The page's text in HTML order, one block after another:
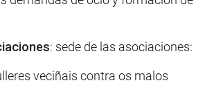
: sede de las asociaciones:
veciñais contra os malos